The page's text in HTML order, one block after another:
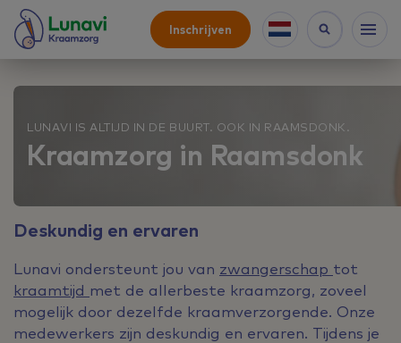
Inschrijven
LUNAVI IS ALTIJD IN DE BUURT. OOK IN RAAMSDONK.
Kraamzorg in Raamsdonk
Deskundig en ervaren
Lunavi ondersteunt jou van zwangerschap tot
kraamtijd met de allerbeste kraamzorg, zoveel
mogelijk door dezelfde kraamverzorgende. Onze
medewerkers zijn deskundig en ervaren. Tijdens je